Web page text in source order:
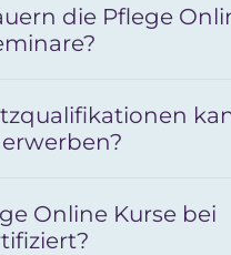
die Pflege
Online Kurse bei